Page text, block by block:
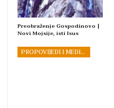
Preobraženje Gospodinovo |
Novi Mojsije, isti Isus
PROPOVIJEDI I MEDITACIJE